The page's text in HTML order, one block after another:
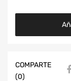
COMPARTE
(0)